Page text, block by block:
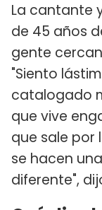
La cantante
de 45 años
gente
"Siento
catalogado
que vive
que sale por
se hacen
diferente",